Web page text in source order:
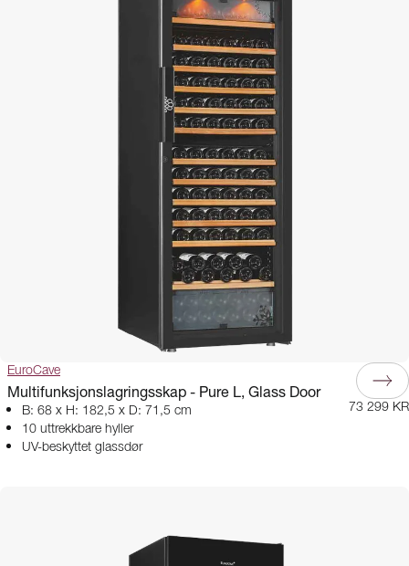
EuroCave
Multifunksjonslagringsskap - Pure L, Glass Door
B: 68 x H: 182,5 x D: 71,5 cm
10 uttrekkbare hyller
UV-beskyttet glassdør
73 299 KR